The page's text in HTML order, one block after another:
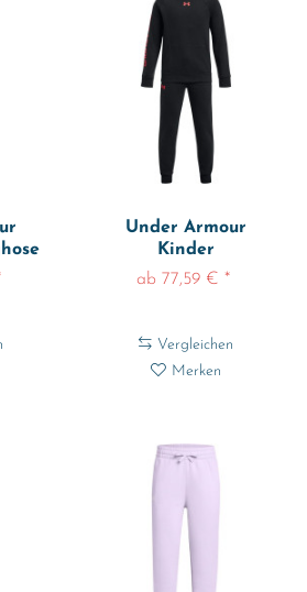
Under Armour
Kinder
Trainingsanzug Ua
ab 77,59 € *
Vergleichen
Merken